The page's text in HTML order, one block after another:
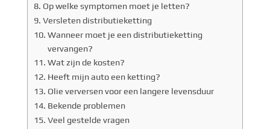
Op welke symptomen moet je letten?
Versleten distributieketting
Wanneer moet je een distributieketting
vervangen?
Wat zijn de kosten?
Heeft mijn auto een ketting?
Olie verversen voor een langere levensduur
Bekende problemen
Veel gestelde vragen